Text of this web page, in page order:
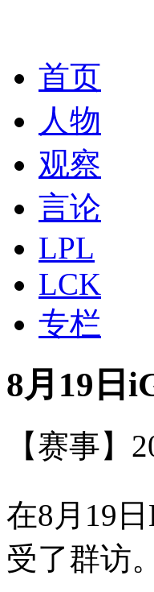
首页
人物
观察
言论
LPL
LCK
专栏
8月19日
【赛事】
在8月19
受了群访。